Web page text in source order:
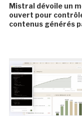
Mistral dévoile un
ouvert pour
contenus générés